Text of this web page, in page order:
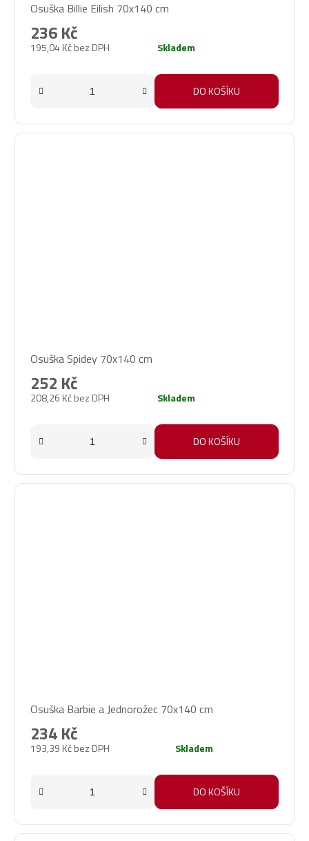
Osuška Billie Eilish 70x140 cm
195,04 Kč bez DPH
236 Kč
Skladem
DO KOŠÍKU
Osuška Spidey 70x140 cm
208,26 Kč bez DPH
252 Kč
Skladem
DO KOŠÍKU
Osuška Barbie a Jednorožec 70x140 cm
193,39 Kč bez DPH
234 Kč
Skladem
DO KOŠÍKU